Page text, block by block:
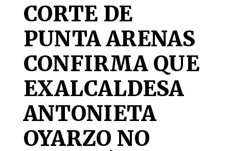
CORTE DE
PUNTA ARENAS
CONFIRMA QUE
EXALCALDESA
ANTONIETA
OYARZO NO